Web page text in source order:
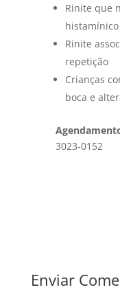
Rinite que
histamínico
Rinite
repetição
Crianças
boca e
3023-0152
Enviar